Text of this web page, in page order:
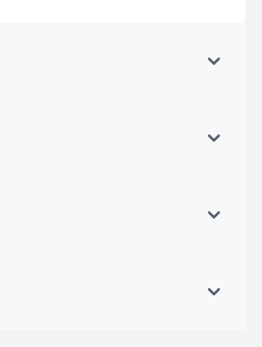
yleisesti kannettaville